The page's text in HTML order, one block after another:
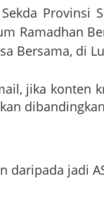
Provinsi
Ramadhan
Bersama, di
jika konten
daripada jadi